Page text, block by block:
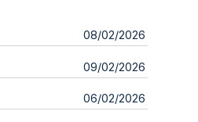
08/02/2026
09/02/2026
06/02/2026